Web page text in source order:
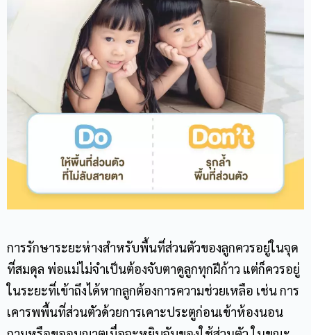
การรักษาระยะห่างสำหรับพื้นที่ส่วนตัวของลูกควรอยู่ในจุด
ที่สมดุล พ่อแม่ไม่จำเป็นต้องจับตาดูลูกทุกฝีก้าว แต่ก็ควรอยู่
ในระยะที่เข้าถึงได้หากลูกต้องการความช่วยเหลือ เช่น การ
เคารพพื้นที่ส่วนตัวด้วยการเคาะประตูก่อนเข้าห้องนอน